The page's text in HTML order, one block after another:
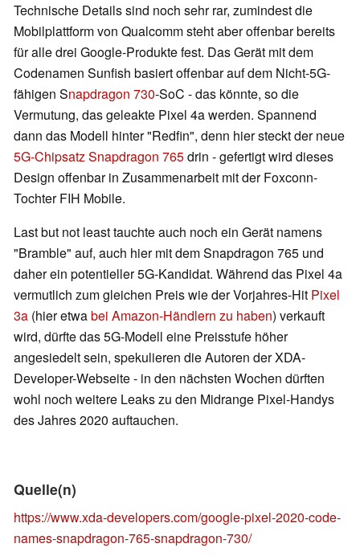
Technische Details sind noch sehr rar, zumindest die
Mobilplattform von Qualcomm steht aber offenbar bereits
für alle drei Google-Produkte fest. Das Gerät mit dem
Codenamen Sunfish basiert offenbar auf dem Nicht-5G-
fähigen Snapdragon 730-SoC - das könnte, so die
Vermutung, das geleakte Pixel 4a werden. Spannend
dann das Modell hinter "Redfin", denn hier steckt der neue
5G-Chipsatz Snapdragon 765drin - gefertigt wird dieses
Design offenbar in Zusammenarbeit mit der Foxconn-
Tochter FIH Mobile.
Last but not least tauchte auch noch ein Gerät namens
"Bramble" auf, auch hier mit dem Snapdragon 765 und
daher ein potentieller 5G-Kandidat. Während das Pixel 4a
vermutlich zum gleichen Preis wie der Vorjahres-Hit Pixel
3a (hier etwabei Amazon-Händlern zu haben) verkauft
wird, dürfte das 5G-Modell eine Preisstufe höher
angesiedelt sein, spekulieren die Autoren der XDA-
Developer-Webseite - in den nächsten Wochen dürften
wohl noch weitere Leaks zu den Midrange Pixel-Handys
des Jahres 2020 auftauchen.
Quelle(n)
https://www.xda-developers.com/google-pixel-2020-code-
names-snapdragon-765-snapdragon-730/